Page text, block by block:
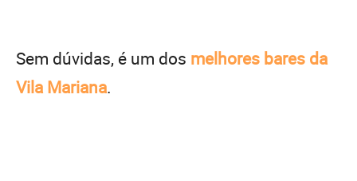
Sem dúvidas, é um dos melhores bares da
Vila Mariana.